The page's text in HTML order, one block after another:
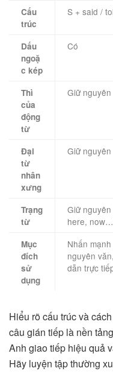
Cấu
trúc
S + said /
Dấu
ngoặ
c kép
Có
Thì
của
động
từ
Giữ nguyên
Đại
từ
nhân
xưng
Giữ nguyên
Trạng
từ
Giữ
here,
Mục
đích
sử
dụng
Nhấn
nguyên
dẫn trực
Hiểu rõ cấu trúc và
câu gián tiếp là nền
Anh giao tiếp hiệu quả
Hãy luyện tập thường